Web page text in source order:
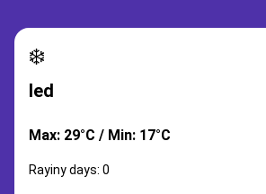
❄️
led
Max: 29°C / Min: 17°C
Rayiny days: 0